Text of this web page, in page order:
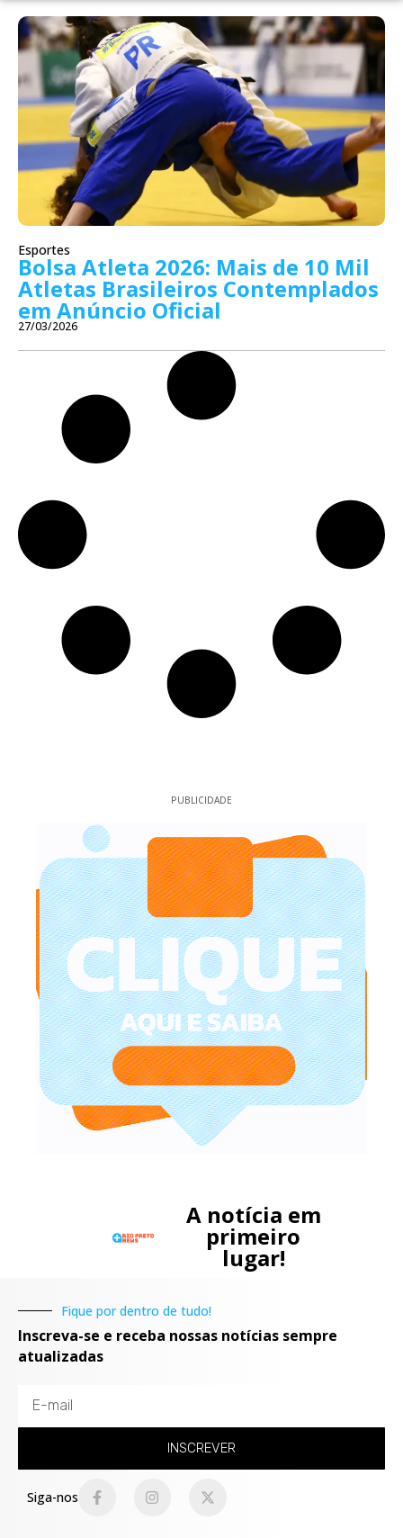
Esportes
Bolsa Atleta 2026: Mais de 10 Mil
Atletas Brasileiros Contemplados
em Anúncio Oficial
27/03/2026
PUBLICIDADE
A notícia em
primeiro
lugar!
Fique por dentro de tudo!
Inscreva-se e receba nossas notícias sempre
atualizadas
INSCREVER
Siga-nos